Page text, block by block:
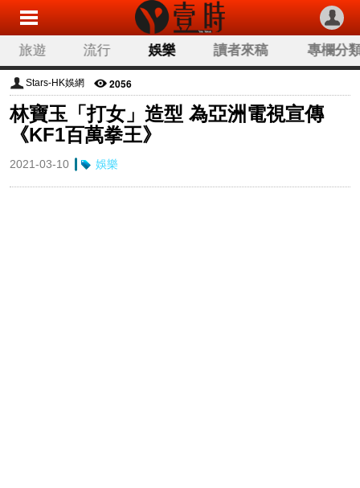
旅遊 流行 娛樂 讀者來稿 專欄分
Stars-HK娛網 2056
林寶玉「打女」造型 為亞洲電視宣傳
《KF1百萬拳王》
2021-03-10 娛樂